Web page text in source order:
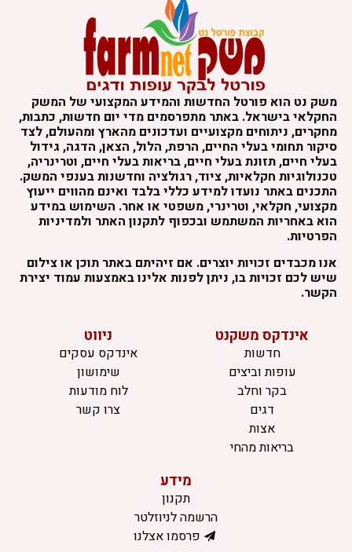
משק נט הוא פורטל החדשות והמידע המקצועי של המשק
החקלאי בישראל. באתר מתפרסמים מדי יום חדשות, כתבות,
מחקרים, ניתוחים מקצועיים ועדכונים מהארץ ומהעולם, לצד
סיקור תחומי בעלי החיים, הרפת, הלול, הצאן, הדגה, גידול
בעלי חיים, תזונת בעלי חיים, בריאות בעלי חיים, וטרינריה,
טכנולוגיות חקלאיות, ציוד, רגולציה וחדשנות בענפי המשק.
התכנים באתר נועדו למידע כללי בלבד ואינם מהווים ייעוץ
מקצועי, חקלאי, וטרינרי, משפטי או אחר. השימוש במידע
הוא באחריות המשתמש ובכפוף לתקנון האתר ולמדיניות
הפרטיות.
אנו מכבדים זכויות יוצרים. אם זיהיתם באתר תוכן או צילום
שיש לכם זכויות בו, ניתן לפנות אלינו באמצעות עמוד יצירת
הקשר.
אינדקס משקנט
חדשות
עופות וביצים
בקר וחלב
דגים
אצות
בריאות מהחי
ניווט
אינדקס עסקים
שימושון
לוח מודעות
צרו קשר
מידע
תקנון
הרשמה לניוזלטר
פרסמו אצלנו